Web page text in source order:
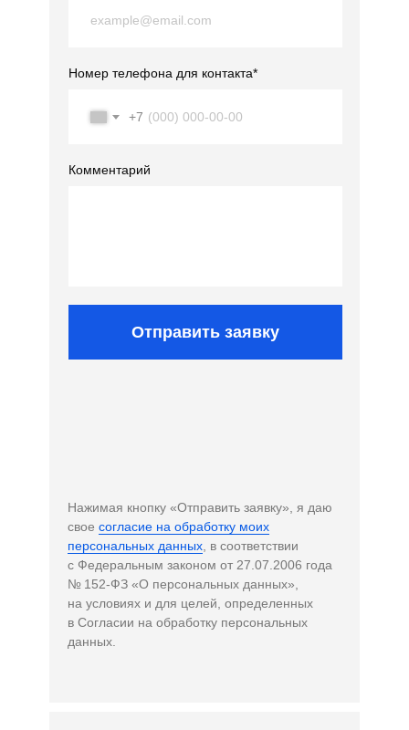
Номер телефона для контакта*
+7
Комментарий
Отправить заявку
Нажимая кнопку «Отправить заявку», я даю
свое согласие на обработку моих
персональных данных , в соответствии
с Федеральным законом от 27.07.2006 года
№ 152-ФЗ «О персональных данных»,
на условиях и для целей, определенных
в Согласии на обработку персональных
данных.